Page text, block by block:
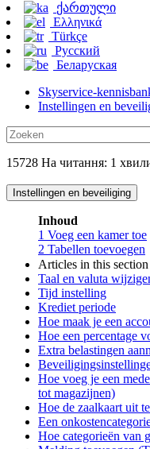
ქართული
Ελληνικά
Türkçe
Русский
Беларуская
Skyservice-
Instellingen en
15728 На читання: 1
Instellingen en beveiliging
Inhoud
1 Voeg een kamer toe
2 Tabellen toevoegen
Articles in this section
Taal en valuta
Tijd instelling
Krediet periode
Hoe maak je een
Hoe een percentage
Extra belastingen
Hoe voeg je een
tot magazijnen)
Hoe de zaalkaart uit
Een
Hoe categorieën van